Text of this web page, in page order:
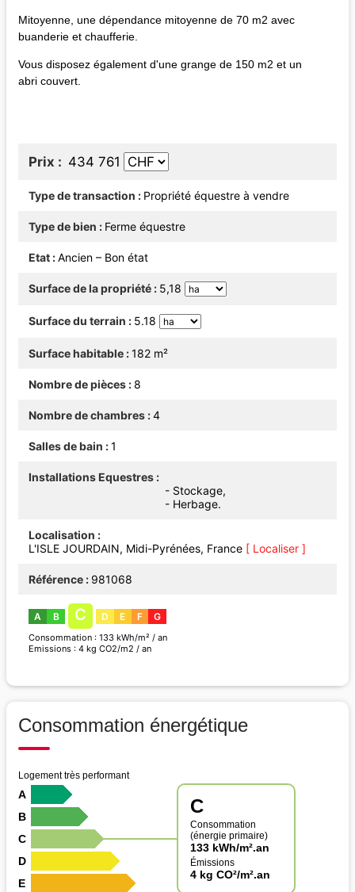
Mitoyenne, une dépendance mitoyenne de 70 m2 avec
buanderie et chaufferie.
Vous disposez également d'une grange de 150 m2 et un
abri couvert.
Prix 434 761
Type de transaction Propriété équestre à vendre
Type de bien Ferme équestre
Etat Ancien – Bon état
Surface de la propriété 5,18
Surface du terrain 5.18
Surface habitable 182 m²
Nombre de pièces 8
Nombre de chambres 4
Salles de bain 1
Installations Equestres
- Stockage,
- Herbage.
Localisation
L'ISLE JOURDAIN, Midi-Pyrénées, France [ Localiser ]
Référence 981068
A B C D E F G
Consommation : 133 kWh/m² / an
Emissions : 4 kg CO2/m2 / an
Consommation énergétique
Logement très performant
C
Consommation
(énergie primaire)
133 kWh/m².an
Émissions
4 kg CO²/m².an
A
B
C
D
E